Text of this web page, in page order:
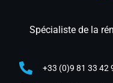
Spécialiste de la
+33 (0)9 81 33 42